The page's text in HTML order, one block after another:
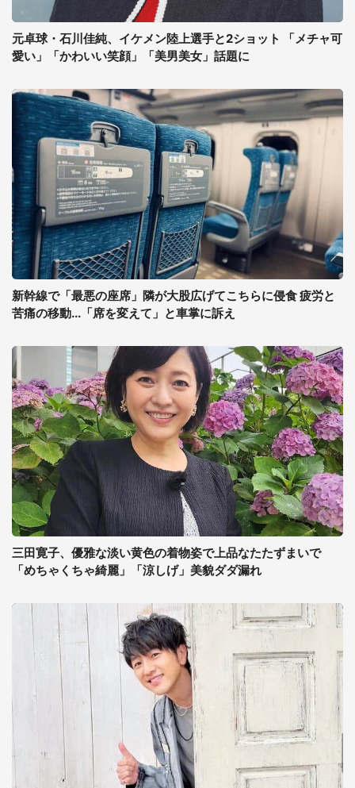
元卓球・石川佳純、イケメン陸上選手と2ショット 「メチャ可
愛い」「かわいい笑顔」「美男美女」話題に
新幹線で「最悪の座席」隣が大股広げてこちらに侵食 疲労と
苦痛の移動...「席を変えて」と車掌に訴え
三田寛子、優雅な淡い黄色の着物姿で上品なたたずまいで
「めちゃくちゃ綺麗」「涼しげ」美貌ダダ漏れ